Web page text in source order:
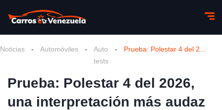
Noticias - Automóviles -
Auto
tests
-
Prueba: Polestar 4 del 2026,
una interpretación más audaz